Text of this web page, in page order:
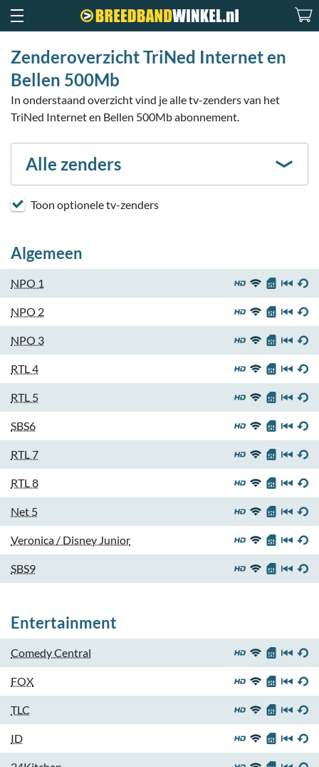
Zenderoverzicht TriNed Internet en
Bellen 500Mb
In onderstaand overzicht vind je alle tv-zenders van het
TriNed Internet en Bellen 500Mb abonnement.
Alle zenders
Toon optionele tv-zenders
Algemeen
NPO 1
NPO 2
NPO 3
RTL 4
RTL 5
SBS6
RTL 7
RTL 8
Net 5
Veronica / Disney Junior
SBS9
Entertainment
Comedy Central
FOX
TLC
ID